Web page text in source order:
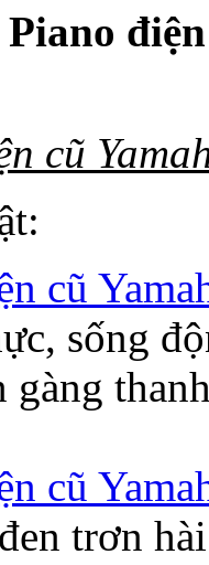
cũ
cũ
sống
gàng
cũ
trơn